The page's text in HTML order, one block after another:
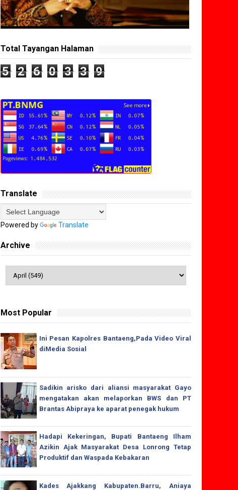
Total Tayangan Halaman
5 2 6 0 3 3 9
Translate
Powered by Translate
Archive
Most Popular
Ini Pesan Kapolres Bantaeng,Pada Video Viral
diMedia Sosial
Sadikin arisko dari aliansi masyarakat Gayo
mengatakan akan melaporkan BWS dan PT
Brantas Abipraya ke aparat penegak hukum
Hadapi Kekeringan, Bupati Bantaeng Ilham
Azikin Ajak Masyarakat Desa Lonrong Tetap
Produktif dan Waspada Kebakaran
Kades Ajakkang Kabupaten.Barru, Aniaya